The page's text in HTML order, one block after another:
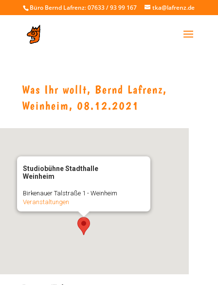
Büro Bernd Lafrenz: 07633 / 93 99 167 tka@lafrenz.de
Was Ihr wollt, Bernd Lafrenz,
Weinheim, 08.12.2021
Studiobühne Stadthalle
Weinheim
Birkenauer Talstraße 1 - Weinheim
Veranstaltungen